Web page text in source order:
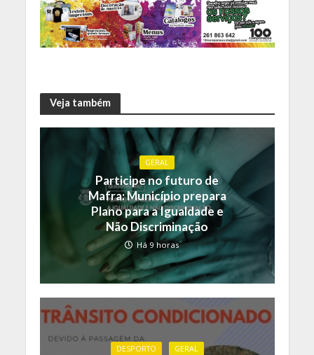
Veja também
GERAL
Participe no futuro de
Mafra: Município prepara
Plano para a Igualdade e
Não Discriminação
Há 9 horas
DESPORTO GERAL